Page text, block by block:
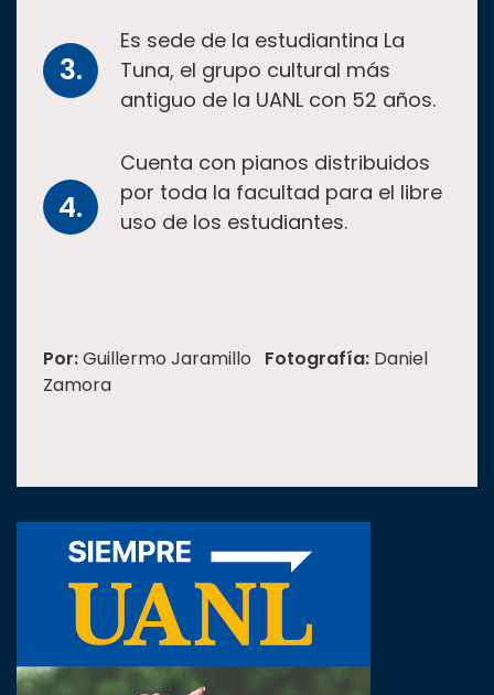
Es sede de la estudiantina La
Tuna, el grupo cultural más
antiguo de la UANL con 52 años.
Cuenta con pianos distribuidos
por toda la facultad para el libre
uso de los estudiantes.
Por:Guillermo Jaramillo Fotografía: Daniel
Zamora